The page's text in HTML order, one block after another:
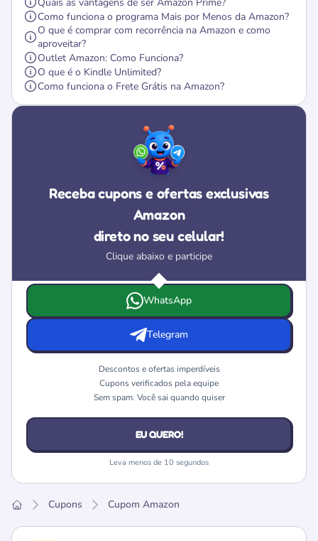
Como funciona o programa Mais por Menos da Amazon?
O que é comprar com recorrência na Amazon e como
aproveitar?
Outlet Amazon: Como Funciona?
O que é o Kindle Unlimited?
Como funciona o Frete Grátis na Amazon?
Receba cupons e ofertas exclusivas
Amazon
direto no seu celular!
Clique abaixo e participe
Escolha onde deseja receber as ofertas e cupons da
WhatsApp
Telegram
Descontos e ofertas imperdíveis
Cupons verificados pela equipe
Sem spam. Você sai quando quiser
EU QUERO!
Leva menos de 10 segundos
Cupons Cupom Amazon